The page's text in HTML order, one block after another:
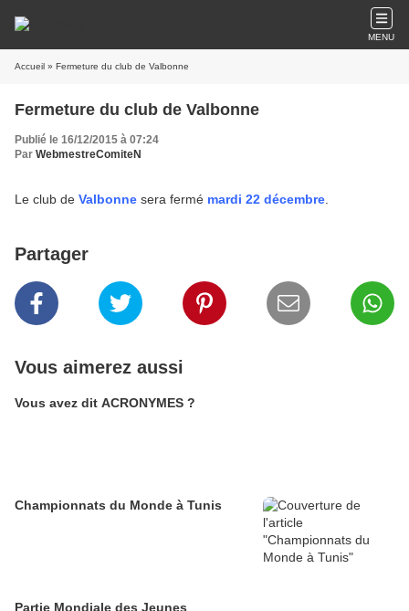
MENU
Accueil » Fermeture du club de Valbonne
Fermeture du club de Valbonne
Publié le 16/12/2015 à 07:24
Par WebmestreComiteN
Le club de Valbonne sera fermé mardi 22 décembre
Partager
Vous aimerez aussi
Vous avez dit ACRONYMES ?
Championnats du Monde à Tunis
Partie Mondiale des Jeunes